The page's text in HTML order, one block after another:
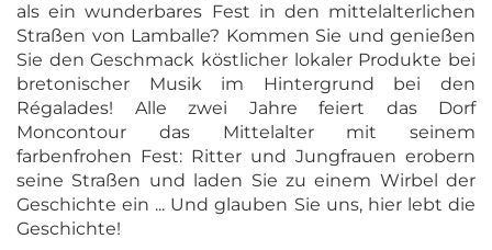
als ein wunderbares Fest in den mittelalterlichen
Straßen von Lamballe? Kommen Sie und genießen
Sie den Geschmack köstlicher lokaler Produkte bei
bretonischer Musik im Hintergrund bei den
Régalades! Alle zwei Jahre feiert das Dorf
Moncontour das Mittelalter mit seinem
farbenfrohen Fest: Ritter und Jungfrauen erobern
seine Straßen und laden Sie zu einem Wirbel der
Geschichte ein ... Und glauben Sie uns, hier lebt die
Geschichte!